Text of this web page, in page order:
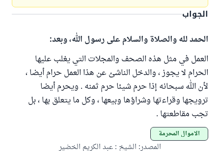
الجواب
الحمد لله والصلاة والسلام على رسول الله، وبعد:
العمل في مثل هذه الصحف والمجلات التي يغلب عليها
الحرام لا يجوز ، والدخل الناشئ عن هذا العمل حرام أيضا ،
لأن الله سبحانه إذا حرم شيئا حرم ثمنه . ويحرم أيضا
ترويجها وقراءتها وشراؤها وبيعها ، وكل ما يتعلق بها ، بل
تجب مقاطعتها .
الأموال المحرمة
المصدر: الشيخ : عبد الكريم الخضير